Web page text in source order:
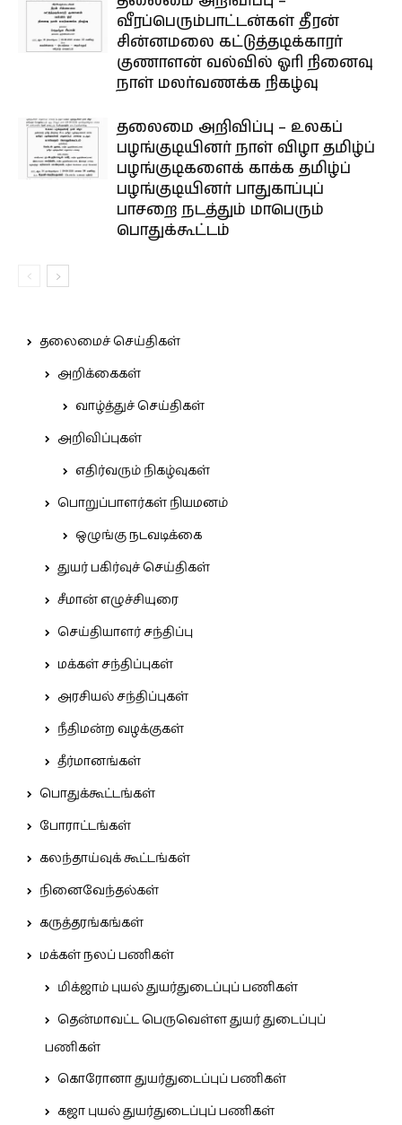
வீரப்பெரும்பாட்டன்கள் தீரன்
சின்னமலை கட்டுத்தடிக்காரர்
குணாளன் வல்வில் ஓரி நினைவு
நாள் மலர்வணக்க நிகழ்வு
தலைமை அறிவிப்பு – உலகப்
பழங்குடியினர் நாள் விழா தமிழ்ப்
பழங்குடிகளைக் காக்க தமிழ்ப்
பழங்குடியினர் பாதுகாப்புப்
பாசறை நடத்தும் மாபெரும்
பொதுக்கூட்டம்
தலைமைச் செய்திகள்
அறிக்கைகள்
வாழ்த்துச் செய்திகள்
அறிவிப்புகள்
எதிர்வரும் நிகழ்வுகள்
பொறுப்பாளர்கள் நியமனம்
ஒழுங்கு நடவடிக்கை
துயர் பகிர்வுச் செய்திகள்
சீமான் எழுச்சியுரை
செய்தியாளர் சந்திப்பு
மக்கள் சந்திப்புகள்
அரசியல் சந்திப்புகள்
நீதிமன்ற வழக்குகள்
தீர்மானங்கள்
பொதுக்கூட்டங்கள்
போராட்டங்கள்
கலந்தாய்வுக் கூட்டங்கள்
நினைவேந்தல்கள்
கருத்தரங்கங்கள்
மக்கள் நலப் பணிகள்
மிக்ஜாம் புயல் துயர்துடைப்புப் பணிகள்
தென்மாவட்ட பெருவெள்ள துயர் துடைப்புப்
பணிகள்
கொரோனா துயர்துடைப்புப் பணிகள்
கஜா புயல் துயர்துடைப்புப் பணிகள்